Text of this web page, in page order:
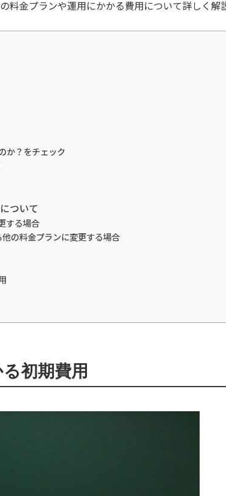
料金プランや運用にかかる費用について詳しく解
か？をチェック
ついて
する場合
の料金プランに変更する場合
初期費用